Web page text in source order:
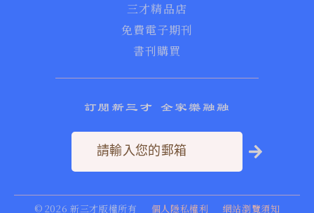
三才精品店
免費電子期刊
書刊購買
訂閱新三才 全家樂融融
© 2026 新三才版權所有 個人隱私權利 網站瀏覽須知